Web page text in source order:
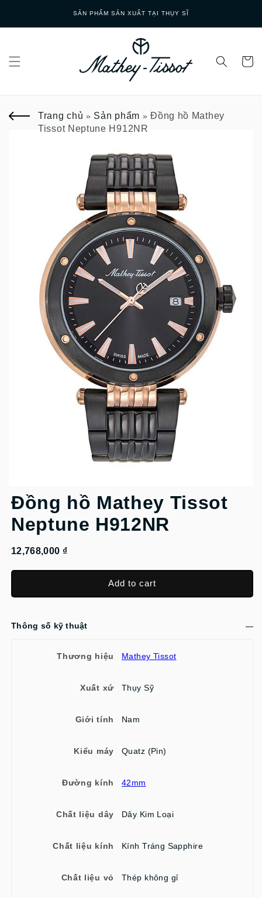
SẢN PHẨM SẢN XUẤT TẠI THỤY SĨ
Trang chủ » Sản phẩm »Đồng hồ Mathey
Tissot Neptune H912NR
Đồng hồ Mathey Tissot
Neptune H912NR
12,768,000 ₫
Add to cart
Thông số kỹ thuật
Thương hiệu Mathey Tissot
Xuất xứ Thụy Sỹ
Giới tính Nam
Kiểu máy Quatz (Pin)
Đường kính 42mm
Chất liệu dây Dây Kim Loại
Chất liệu kính Kính Tráng Sapphire
Chất liệu vỏ Thép không gỉ